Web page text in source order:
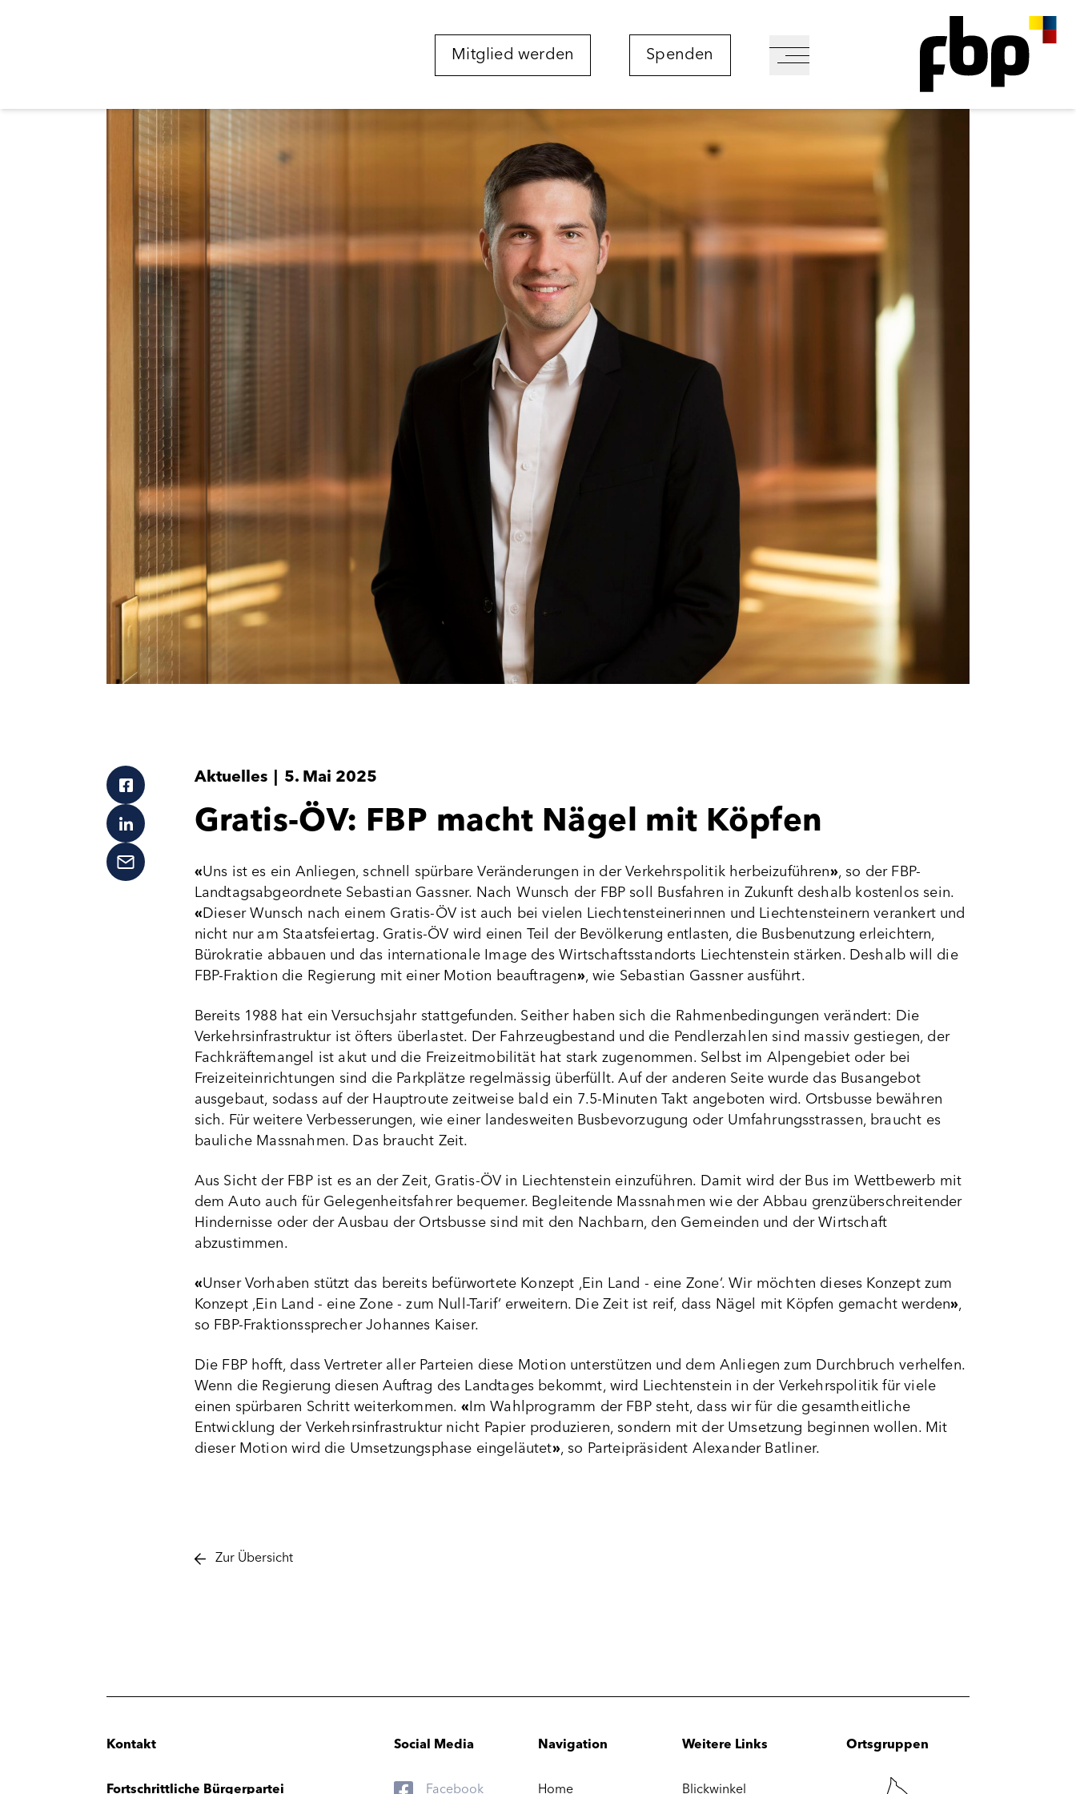
Mitglied werden Spenden
Aktuelles 5. Mai 2025
Gratis-ÖV: FBP macht Nägel mit Köpfen
«Uns ist es ein Anliegen, schnell spürbare Veränderungen in der Verkehrspolitik herbeizuführen», so der FBP-
Landtagsabgeordnete Sebastian Gassner. Nach Wunsch der FBP soll Busfahren in Zukunft deshalb kostenlos sein.
« Dieser Wunsch nach einem Gratis-ÖV ist auch bei vielen Liechtensteinerinnen und Liechtensteinern verankert und
nicht nur am Staatsfeiertag. Gratis-ÖV wird einen Teil der Bevölkerung entlasten, die Busbenutzung erleichtern,
Bürokratie abbauen und das internationale Image des Wirtschaftsstandorts Liechtenstein stärken. Deshalb will die
FBP-Fraktion die Regierung mit einer Motion beauftragen», wie Sebastian Gassner ausführt.
Bereits 1988 hat ein Versuchsjahr stattgefunden. Seither haben sich die Rahmenbedingungen verändert: Die
Verkehrsinfrastruktur ist öfters überlastet. Der Fahrzeugbestand und die Pendlerzahlen sind massiv gestiegen, der
Fachkräftemangel ist akut und die Freizeitmobilität hat stark zugenommen. Selbst im Alpengebiet oder bei
Freizeiteinrichtungen sind die Parkplätze regelmässig überfüllt. Auf der anderen Seite wurde das Busangebot
ausgebaut, sodass auf der Hauptroute zeitweise bald ein 7.5-Minuten Takt angeboten wird. Ortsbusse bewähren
sich. Für weitere Verbesserungen, wie einer landesweiten Busbevorzugung oder Umfahrungsstrassen, braucht es
bauliche Massnahmen. Das braucht Zeit.
Aus Sicht der FBP ist es an der Zeit, Gratis-ÖV in Liechtenstein einzuführen. Damit wird der Bus im Wettbewerb mit
dem Auto auch für Gelegenheitsfahrer bequemer. Begleitende Massnahmen wie der Abbau grenzüberschreitender
Hindernisse oder der Ausbau der Ortsbusse sind mit den Nachbarn, den Gemeinden und der Wirtschaft
abzustimmen.
«Unser Vorhaben stützt das bereits befürwortete Konzept ‚Ein Land - eine Zone‘. Wir möchten dieses Konzept zum
Konzept ‚Ein Land - eine Zone - zum Null-Tarif‘ erweitern. Die Zeit ist reif, dass Nägel mit Köpfen gemacht werden»,
so FBP-Fraktionssprecher Johannes Kaiser.
Die FBP hofft, dass Vertreter aller Parteien diese Motion unterstützen und dem Anliegen zum Durchbruch verhelfen.
Wenn die Regierung diesen Auftrag des Landtages bekommt, wird Liechtenstein in der Verkehrspolitik für viele
einen spürbaren Schritt weiterkommen. « Im Wahlprogramm der FBP steht, dass wir für die gesamtheitliche
Entwicklung der Verkehrsinfrastruktur nicht Papier produzieren, sondern mit der Umsetzung beginnen wollen. Mit
dieser Motion wird die Umsetzungsphase eingeläutet», so Parteipräsident Alexander Batliner.
Zur Übersicht
Kontakt
Fortschrittliche Bürgerpartei
Social Media
Facebook
Navigation
Home
Weitere Links
Blickwinkel
Ortsgruppen